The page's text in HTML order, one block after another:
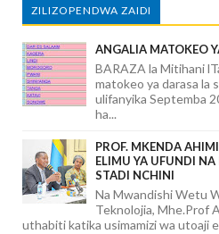
ZILIZOPENDWA ZAIDI
ANGALIA MATOKEO
BARAZA la Mitihani
matokeo ya darasa la
ulifanyika Septemba
ha...
PROF. MKENDA
ELIMU YA UFUNDI
STADI NCHINI
Na Mwandishi Wetu
Teknolojia, Mhe.Prof
uthabiti katika usimamizi wa utoaji